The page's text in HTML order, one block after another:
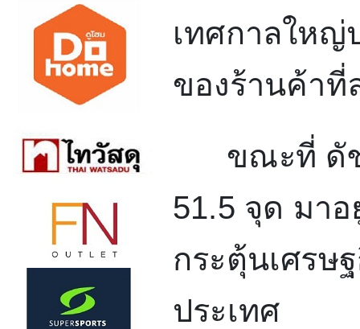
เทศกาลใหญ่
ของร้านค้าที่
ขณะที่ ดัช
51.5 จุด มา
กระตุ้นเศรษ
ประเทศ